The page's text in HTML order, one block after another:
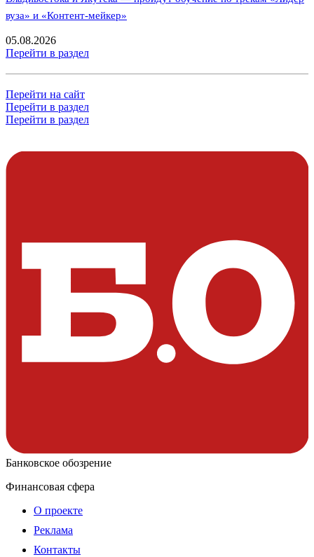
вуза» и «Контент-мейкер»
05.08.2026
Перейти в раздел
Перейти на сайт
Перейти в раздел
Перейти в раздел
Банковское обозрение
Финансовая сфера
О проекте
Реклама
Контакты